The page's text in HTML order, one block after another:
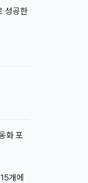
성공한
화 포
개에